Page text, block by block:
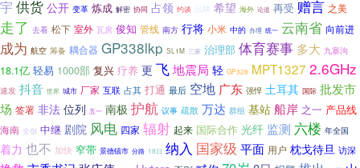
宇 供货 公开 变革 炼成 解密 协同 占领 约谈 品牌 希望 海外 论道 再受 赠言 之美
走了 去看 松下 室外 瓦房 俊知 管线 南方 行将 小米 中的 办理 统一 云南省 向前进
成为 航空 筹备 耦合器 GP338lkp SL1M 三家 治理部 体育赛事 多大 九寨沟
18.1亿 轻易 1000部 复兴 疗养 更 飞地震局 轻 GP328 MPT1327 2.6GHz
速发 抖音 世界 城市 厂家 互联 占其 打通 最后 空地 广东 强悍 土耳其 国际 批发市
场 签署 非法 位列 五一 南极 护航 议事 疏散 万达 群组 基站 船岸 之一 产品线
海南 全创 中继 剧院 风电 四家 辐射 起来 国际合作 光纤 监测 六楼 年全国
着力 也不 加快 窄带 景德镇市 分路 18日 纳入 国家级 平面 用户 枕戈待旦 访深